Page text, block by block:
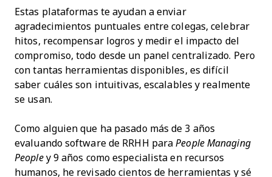
Estas plataformas te ayudan a enviar
agradecimientos puntuales entre colegas, celebrar
hitos, recompensar logros y medir el impacto del
compromiso, todo desde un panel centralizado. Pero
con tantas herramientas disponibles, es difícil
saber cuáles son intuitivas, escalables y realmente
se usan.
Como alguien que ha pasado más de 3 años
evaluando software de RRHH para People Managing
Peopley 9 años como especialista en recursos
humanos, he revisado cientos de herramientas y sé